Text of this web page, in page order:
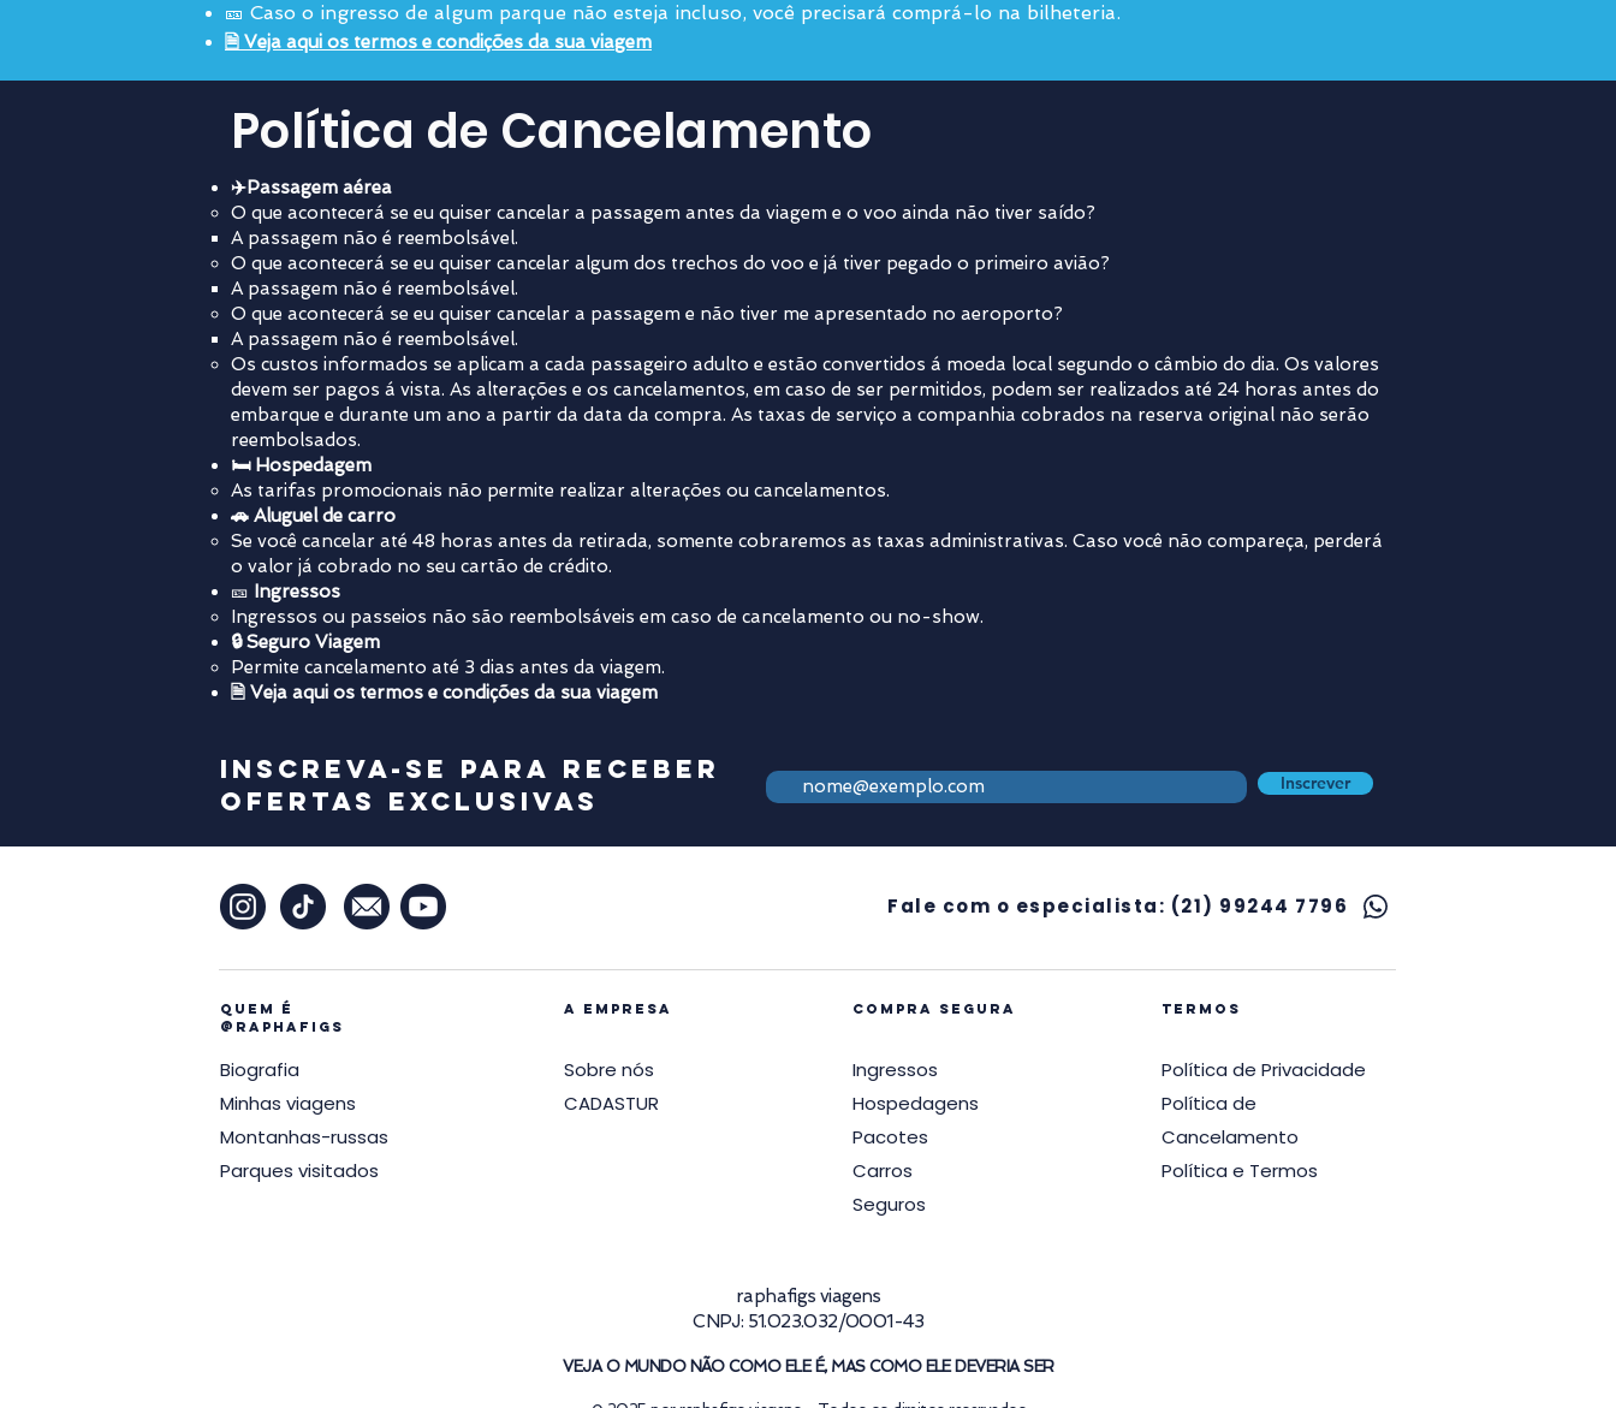
🎫 Caso o ingresso de algum parque não esteja incluso, você precisará comprá-lo na bilheteria.
🗎 Veja aqui os termos e condições da sua viagem
Política de Cancelamento
✈️Passagem aérea
O que acontecerá se eu quiser cancelar a passagem antes da viagem e o voo ainda não tiver saído?
A passagem não é reembolsável.
O que acontecerá se eu quiser cancelar algum dos trechos do voo e já tiver pegado o primeiro avião?
A passagem não é reembolsável.
O que acontecerá se eu quiser cancelar a passagem e não tiver me apresentado no aeroporto?
A passagem não é reembolsável.
Os custos informados se aplicam a cada passageiro adulto e estão convertidos á moeda local segundo o câmbio do dia. Os valores
devem ser pagos á vista. As alterações e os cancelamentos, em caso de ser permitidos, podem ser realizados até 24 horas antes do
embarque e durante um ano a partir da data da compra. As taxas de serviço a companhia cobrados na reserva original não serão
reembolsados.
🛏️ Hospedagem
As tarifas promocionais não permite realizar alterações ou cancelamentos.
🚗 Aluguel de carro
​Se você cancelar até 48 horas antes da retirada, somente cobraremos as taxas administrativas. Caso você não compareça, perderá
o valor já cobrado no seu cartão de crédito.
🎫 Ingressos
Ingressos ou passeios não são reembolsáveis em caso de cancelamento ou no-show.
🔒 Seguro Viagem
Permite cancelamento até 3 dias antes da viagem.​
🗎 Veja aqui os termos e condições da sua viagem
Inscreva-se para receber
ofertas exclusivas
Inscrever
Fale com o especialista: (21) 99244 7796
Quem é
@raphafigs
Biografia
Minhas viagens
Montanhas-russas
Parques visitados
A EMPRESA
Sobre nós
CADASTUR
compra segura
Ingressos
Hospedagens
Pacotes
Carros
Seguros
termos
Política de Privacidade
Política de
Cancelamento
Política e Termos
raphafigs viagens
CNPJ: 51.023.032/0001-43
VEJA O MUNDO NÃO COMO ELE É, MAS COMO ELE DEVERIA SER